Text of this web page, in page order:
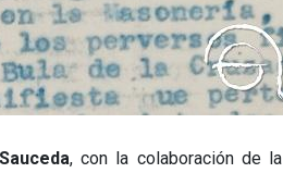
, con la colaboración de la